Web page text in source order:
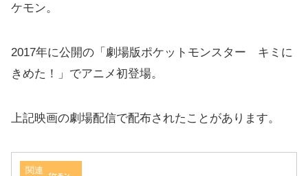
ケモン。
2017年に公開の「劇場版ポケットモンスター キミに
きめた！」でアニメ初登場。
上記映画の劇場配信で配布されたことがあります。
関連